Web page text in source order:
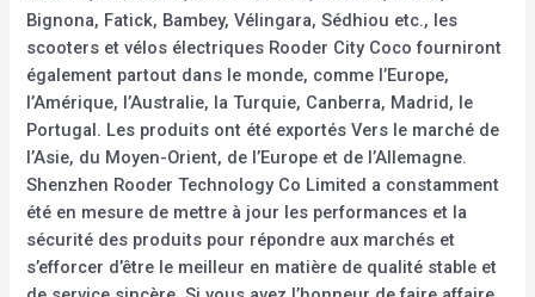
Bignona, Fatick, Bambey, Vélingara, Sédhiou etc., les
scooters et vélos électriques Rooder City Coco fourniront
également partout dans le monde, comme l’Europe,
l’Amérique, l’Australie, la Turquie, Canberra, Madrid, le
Portugal. Les produits ont été exportés Vers le marché de
l’Asie, du Moyen-Orient, de l’Europe et de l’Allemagne.
Shenzhen Rooder Technology Co Limited a constamment
été en mesure de mettre à jour les performances et la
sécurité des produits pour répondre aux marchés et
s’efforcer d’être le meilleur en matière de qualité stable et